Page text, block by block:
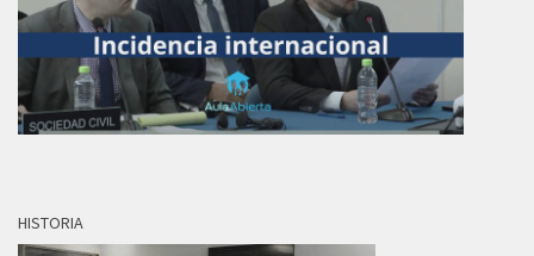
HISTORIA